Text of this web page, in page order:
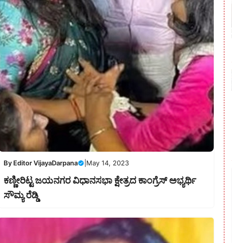
By Editor VijayaDarpana | May 14, 2023
ಕಣ್ಣೀರಿಟ್ಟ ಜಯನಗರ ವಿಧಾನಸಭಾ ಕ್ಷೇತ್ರದ ಕಾಂಗ್ರೆಸ್ ಅಭ್ಯರ್ಥಿ
ಸೌಮ್ಯ ರೆಡ್ಡಿ